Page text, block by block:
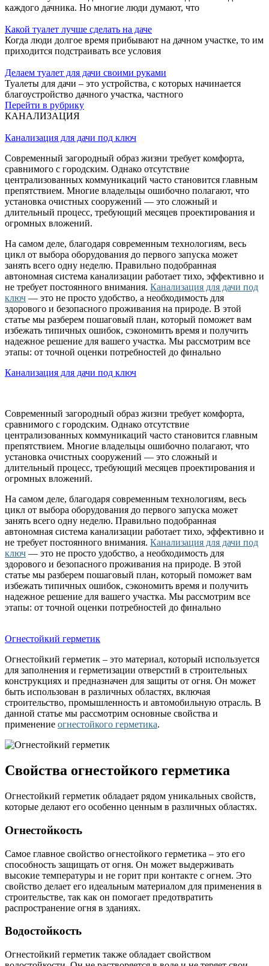
каждого дачника. Но многие люди думают, что
Какой туалет лучше сделать на даче
Когда люди долгое время прибывают на дачном участке, то им
приходится подстраивать все условия
Делаем туалет для дачи своими руками
Туалеты для дачи – это устройства, с которых начинается
благоустройство дачного участка, частного
Перейти в рубрику
КАНАЛИЗАЦИЯ
Канализация для дачи под ключ
Современный загородный образ жизни требует комфорта,
сравнимого с городским. Однако отсутствие
централизованных коммуникаций часто становится главным
препятствием. Многие владельцы ошибочно полагают, что
установка очистных сооружений — это сложный и
длительный процесс, требующий месяцев проектирования и
огромных вложений.
На самом деле, благодаря современным технологиям, весь
цикл от выбора оборудования до первого запуска может
занять всего одну неделю. Правильно подобранная
автономная система канализации работает тихо, эффективно и
не требует постоянного внимания. Канализация для дачи под
ключ — это не просто удобство, а необходимость для
здорового и безопасного проживания на природе. В этой
статье мы разберем пошаговый план, который поможет вам
избежать типичных ошибок, сэкономить время и получить
надежное решение для вашего участка. Мы рассмотрим все
этапы: от точной оценки потребностей до финально
Канализация для дачи под ключ
Современный загородный образ жизни требует комфорта,
сравнимого с городским. Однако отсутствие
централизованных коммуникаций часто становится главным
препятствием. Многие владельцы ошибочно полагают, что
установка очистных сооружений — это сложный и
длительный процесс, требующий месяцев проектирования и
огромных вложений.
На самом деле, благодаря современным технологиям, весь
цикл от выбора оборудования до первого запуска может
занять всего одну неделю. Правильно подобранная
автономная система канализации работает тихо, эффективно и
не требует постоянного внимания. Канализация для дачи под
ключ — это не просто удобство, а необходимость для
здорового и безопасного проживания на природе. В этой
статье мы разберем пошаговый план, который поможет вам
избежать типичных ошибок, сэкономить время и получить
надежное решение для вашего участка. Мы рассмотрим все
этапы: от точной оценки потребностей до финально
Огнестойкий герметик
Огнестойкий герметик – это материал, который используется
для заполнения и герметизации отверстий в строительных
конструкциях и предназначен для защиты от огня. Он может
быть использован в различных областях, включая
строительство, промышленность и автомобильную отрасль. В
данной статье мы рассмотрим основные свойства и
применение огнестойкого герметика.
Свойства огнестойкого герметика
Огнестойкий герметик обладает рядом уникальных свойств,
которые делают его особенно ценным в различных областях.
Огнестойкость
Самое главное свойство огнестойкого герметика – это его
способность защищать от огня. Он может выдерживать
высокие температуры и не горит при контакте с огнем. Это
свойство делает его идеальным материалом для применения в
строительстве, так как он помогает предотвратить
распространение огня в зданиях.
Водостойкость
Огнестойкий герметик также обладает свойством